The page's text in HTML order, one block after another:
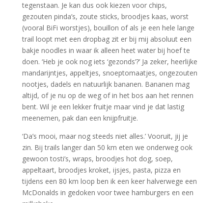
tegenstaan. Je kan dus ook kiezen voor chips,
gezouten pinda’s, zoute sticks, broodjes kaas, worst
(vooral BiFi worstjes), bouillon of als je een hele lange
trail loopt met een dropbag zit er bij mij absoluut een
bakje noodles in waar ik alleen heet water bij hoef te
doen. ‘Heb je ook nog iets ‘gezonds’?’ Ja zeker, heerlijke
mandarijntjes, appeltjes, snoeptomaatjes, ongezouten
nootjes, dadels en natuurlijk bananen. Bananen mag
altijd, of je nu op de weg of in het bos aan het rennen
bent. Wil je een lekker fruitje maar vind je dat lastig
meenemen, pak dan een knijpfruitje.
‘Da’s mooi, maar nog steeds niet alles.’ Vooruit, jij je
zin. Bij trails langer dan 50 km eten we onderweg ook
gewoon tosti’s, wraps, broodjes hot dog, soep,
appeltaart, broodjes kroket, ijsjes, pasta, pizza en
tijdens een 80 km loop ben ik een keer halverwege een
McDonalds in gedoken voor twee hamburgers en een